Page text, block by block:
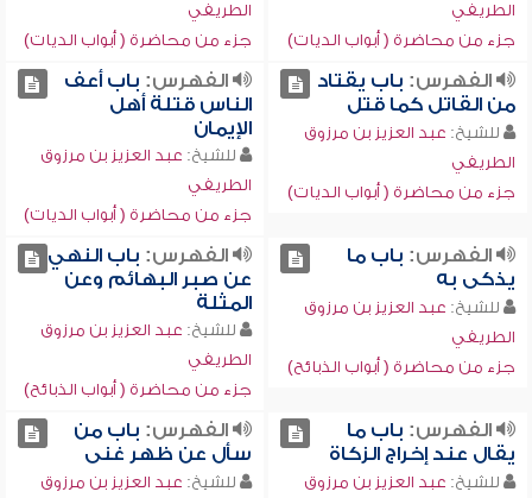
الطريفي
جزء من محاضرة ( أبواب الديات)
الطريفي
جزء من محاضرة ( أبواب الديات)
الفهرس: باب يقتاد
من القاتل كما قتل
للشيخ: عبد العزيز بن مرزوق
الطريفي
جزء من محاضرة ( أبواب الديات)
الفهرس: باب أعف
الناس قتلة أهل
الإيمان
للشيخ: عبد العزيز بن مرزوق
الطريفي
جزء من محاضرة ( أبواب الديات)
الفهرس: باب ما
يذكى به
للشيخ: عبد العزيز بن مرزوق
الطريفي
جزء من محاضرة ( أبواب الذبائح)
الفهرس: باب النهي
عن صبر البهائم وعن
المثلة
للشيخ: عبد العزيز بن مرزوق
الطريفي
جزء من محاضرة ( أبواب الذبائح)
الفهرس: باب ما
يقال عند إخراج الزكاة
للشيخ: عبد العزيز بن مرزوق
الفهرس: باب من
سأل عن ظهر غنى
للشيخ: عبد العزيز بن مرزوق